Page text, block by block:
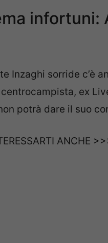
infortuni:
Inzaghi sorride c’è
ex
potrà dare il suo
ANCHE